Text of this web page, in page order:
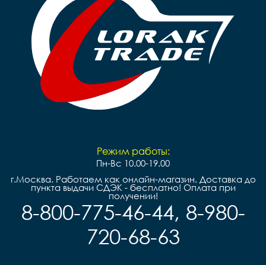
Режим работы:
Пн-Вс 10.00-19.00
г.Москва. Работаем как онлайн-магазин. Доставка до
пункта выдачи СДЭК - бесплатно! Оплата при
получении!
8-800-775-46-44, 8-980-
720-68-63